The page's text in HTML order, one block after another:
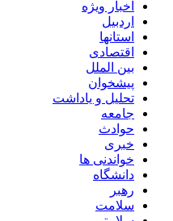
اخبار ویژه
اردبیل
استانها
اقتصادی
بین الملل
پیشخوان
تحلیل و یاداشت
جامعه
حوادث
خبری
خواندنی ها
دانشگاه
رهبر
سلامت